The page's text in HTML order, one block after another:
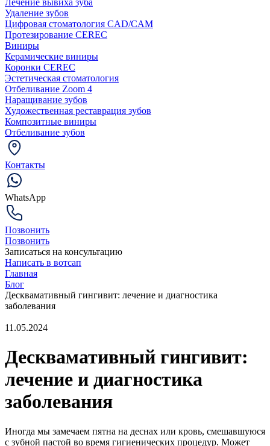
Лечение вывиха зуба
Удаление зубов
Цифровая стоматология CAD/CAM
Протезирование CEREC
Виниры
Керамические виниры
Коронки CEREC
Эстетическая стоматология
Отбеливание Zoom 4
Наращивание зубов
Художественная реставрация зубов
Композитные виниры
Отбеливание зубов
Контакты
WhatsApp
Позвонить
Позвонить
Записаться на консультацию
Написать в вотсап
Главная
Блог
Десквамативный гингивит: лечение и диагностика
заболевания
11.05.2024
Десквамативный гингивит:
лечение и диагностика
заболевания
Иногда мы замечаем пятна на деснах или кровь, смешавшуюся
с зубной пастой во время гигиенических процедур. Может